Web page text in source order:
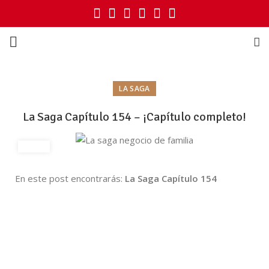
LA SAGA
La Saga Capítulo 154 – ¡Capítulo completo!
En este post encontrarás: La Saga Capítulo 154